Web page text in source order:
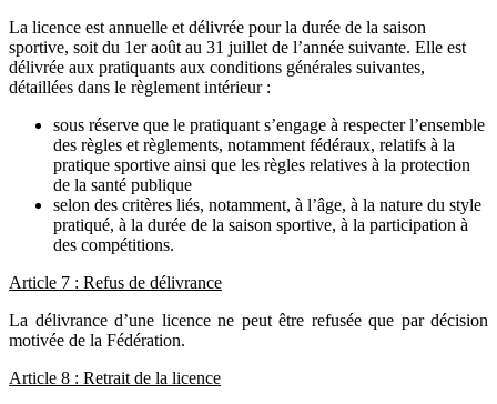
La licence est annuelle et délivrée pour la durée de la saison
sportive, soit du 1er août au 31 juillet de l’année suivante. Elle est
délivrée aux pratiquants aux conditions générales suivantes,
détaillées dans le règlement intérieur :
sous réserve que le pratiquant s’engage à respecter l’ensemble
des règles et règlements, notamment fédéraux, relatifs à la
pratique sportive ainsi que les règles relatives à la protection
de la santé publique
selon des critères liés, notamment, à l’âge, à la nature du style
pratiqué, à la durée de la saison sportive, à la participation à
des compétitions.
Article 7 : Refus de délivrance
La délivrance d’une licence ne peut être refusée que par décision
motivée de la Fédération.
Article 8 : Retrait de la licence